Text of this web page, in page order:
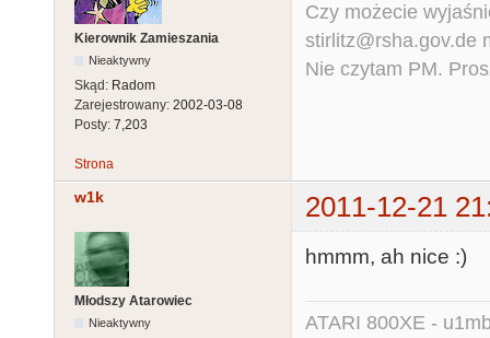
Kierownik Zamieszania
Nieaktywny
Skąd: Radom
Zarejestrowany: 2002-03-08
Posty: 7,203
Czy możecie
stirlitz@rsha.gov.de
Nie czytam PM.
Strona
w1k 2011-12-21
Młodszy Atarowiec
Nieaktywny
hmmm, ah nice :)
ATARI 800XE -